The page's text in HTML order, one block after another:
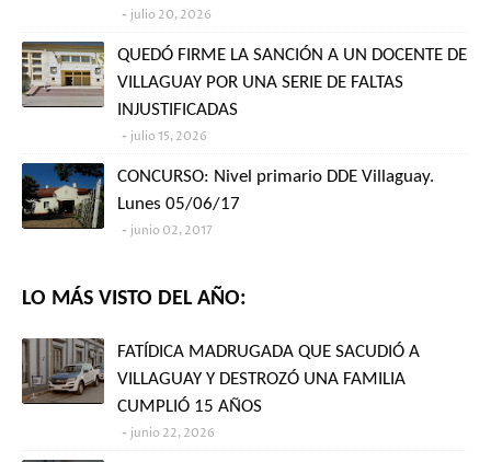
julio 20, 2026
QUEDÓ FIRME LA SANCIÓN A UN DOCENTE DE
VILLAGUAY POR UNA SERIE DE FALTAS
INJUSTIFICADAS
julio 15, 2026
CONCURSO: Nivel primario DDE Villaguay.
Lunes 05/06/17
junio 02, 2017
LO MÁS VISTO DEL AÑO:
FATÍDICA MADRUGADA QUE SACUDIÓ A
VILLAGUAY Y DESTROZÓ UNA FAMILIA
CUMPLIÓ 15 AÑOS
junio 22, 2026